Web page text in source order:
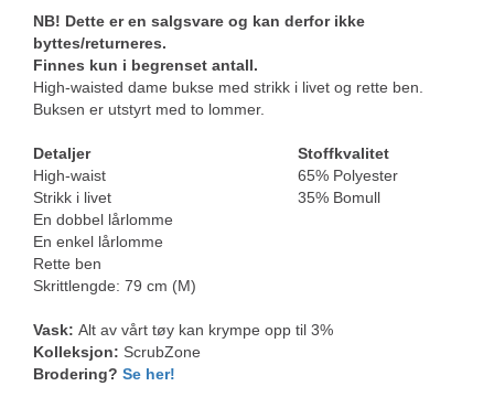
NB! Dette er en salgsvare og kan derfor ikke
byttes/returneres.
Finnes kun i begrenset antall.
High-waisted dame bukse med strikk i livet og rette ben.
Buksen er utstyrt med to lommer.
Detaljer
Stoffkvalitet
High-waist
65% Polyester
Strikk i livet
35% Bomull
En dobbel lårlomme
En enkel lårlomme
Rette ben
Skrittlengde: 79 cm (M)
Vask: Alt av vårt tøy kan krympe opp til 3%
Kolleksjon: ScrubZone
Brodering? Se her!